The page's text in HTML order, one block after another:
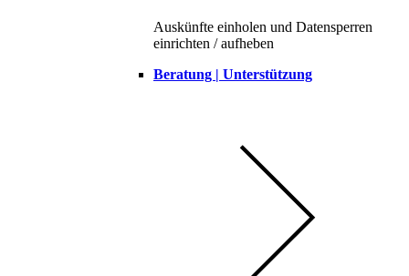
Auskünfte einholen und Datensperren
einrichten / aufheben
Beratung | Unterstützung